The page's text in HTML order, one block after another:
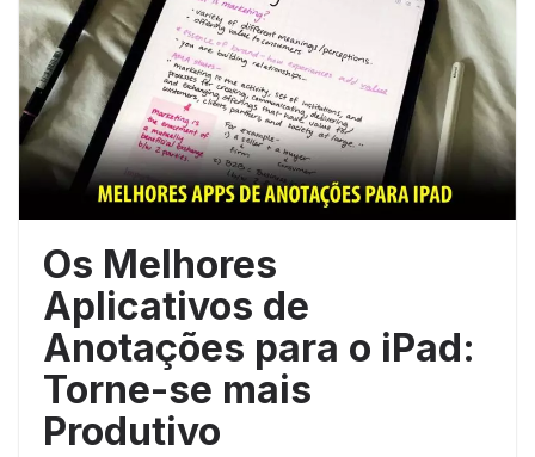
Os Melhores
Aplicativos de
Anotações para o iPad:
Torne-se mais
Produtivo